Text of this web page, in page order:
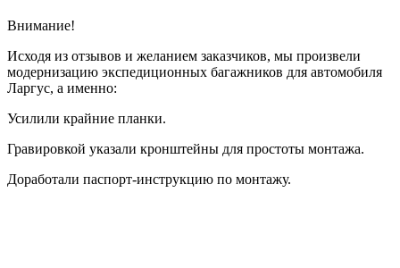
Внимание!
Исходя из отзывов и желанием заказчиков, мы произвели
модернизацию экспедиционных багажников для автомобиля
Ларгус, а именно:
Усилили крайние планки.
Гравировкой указали кронштейны для простоты монтажа.
Доработали паспорт-инструкцию по монтажу.